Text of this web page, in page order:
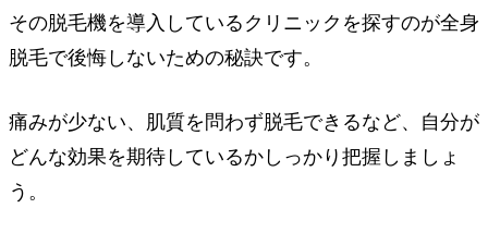
その脱毛機を導入しているクリニックを探すのが全身
脱毛で後悔しないための秘訣です。
痛みが少ない、肌質を問わず脱毛できるなど、自分が
どんな効果を期待しているかしっかり把握しましょ
う。